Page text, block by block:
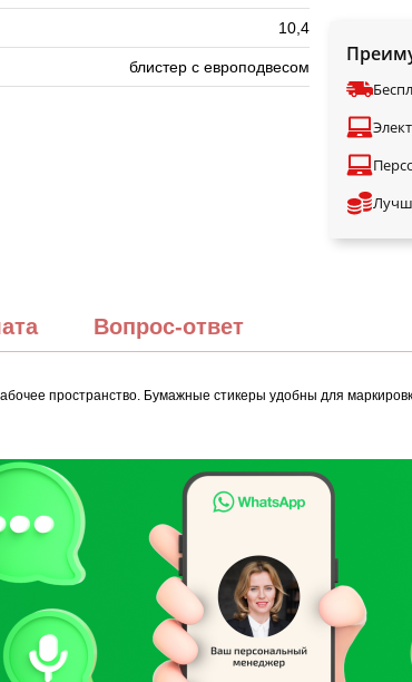
10,4
блистер с европодвесом
Вопрос-ответ
пространство. Бумажные стикеры удобны для